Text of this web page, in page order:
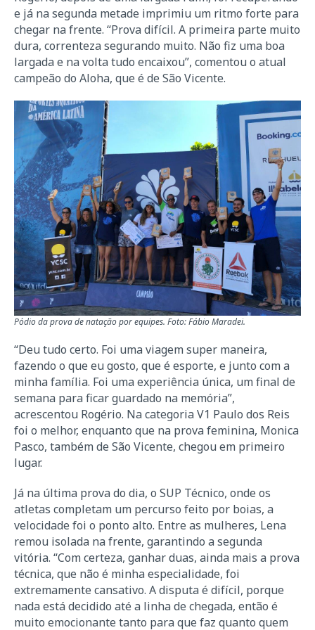
e já na segunda metade imprimiu um ritmo forte para
chegar na frente. “Prova difícil. A primeira parte muito
dura, correnteza segurando muito. Não fiz uma boa
largada e na volta tudo encaixou”, comentou o atual
campeão do Aloha, que é de São Vicente.
Pódio da prova de natação por equipes. Foto: Fábio Maradei.
“Deu tudo certo. Foi uma viagem super maneira,
fazendo o que eu gosto, que é esporte, e junto com a
minha família. Foi uma experiência única, um final de
semana para ficar guardado na memória”,
acrescentou Rogério. Na categoria V1 Paulo dos Reis
foi o melhor, enquanto que na prova feminina, Monica
Pasco, também de São Vicente, chegou em primeiro
lugar.
Já na última prova do dia, o SUP Técnico, onde os
atletas completam um percurso feito por boias, a
velocidade foi o ponto alto. Entre as mulheres, Lena
remou isolada na frente, garantindo a segunda
vitória. “Com certeza, ganhar duas, ainda mais a prova
técnica, que não é minha especialidade, foi
extremamente cansativo. A disputa é difícil, porque
nada está decidido até a linha de chegada, então é
muito emocionante tanto para que faz quanto quem